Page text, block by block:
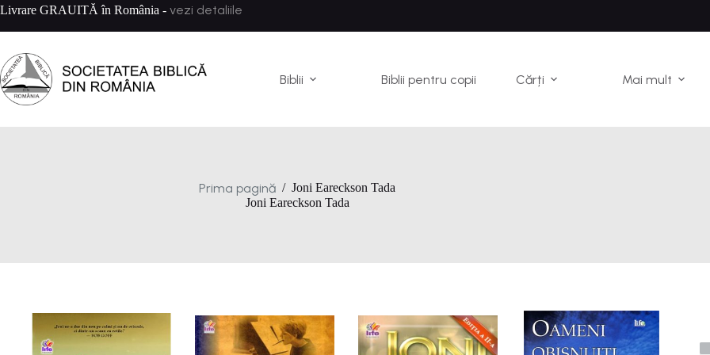
Sari
conținut
Livrare GRAUITĂ în România - vezi detaliile
Biblii Biblii pentru copii Cărți Mai mult
Prima pagină / Joni Eareckson Tada
Joni Eareckson Tada